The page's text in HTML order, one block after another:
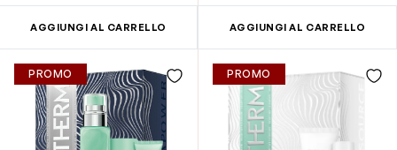
AGGIUNGI AL CARRELLO AGGIUNGI AL CARRELLO
PROMO PROMO